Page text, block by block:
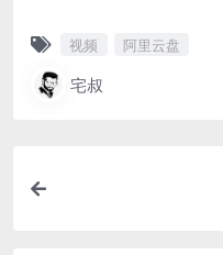
视频 阿里云盘
宅叔